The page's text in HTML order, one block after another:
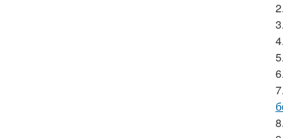
2.
3.
4.
5.
6.
7.
8.